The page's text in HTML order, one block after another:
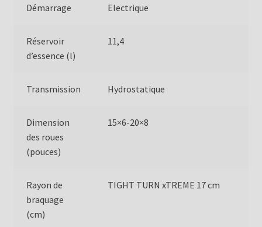
Démarrage Electrique
Réservoir
d’essence (l)
11,4
Transmission Hydrostatique
Dimension
des roues
(pouces)
15×6-20×8
Rayon de
braquage
(cm)
TIGHT TURN xTREME 17 cm